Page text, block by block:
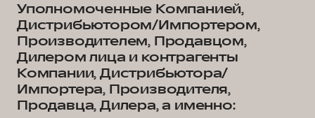
Уполномоченные Компанией,
Дистрибьютором/Импортером,
Производителем, Продавцом,
Дилером лица и контрагенты
Компании, Дистрибьютора/
Импортера, Производителя,
Продавца, Дилера, а именно: